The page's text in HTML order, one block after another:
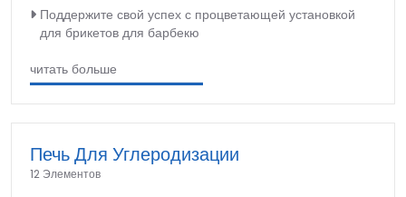
Поддержите свой успех с процветающей установкой
для брикетов для барбекю
читать больше
Печь Для Углеродизации
12 Элементов